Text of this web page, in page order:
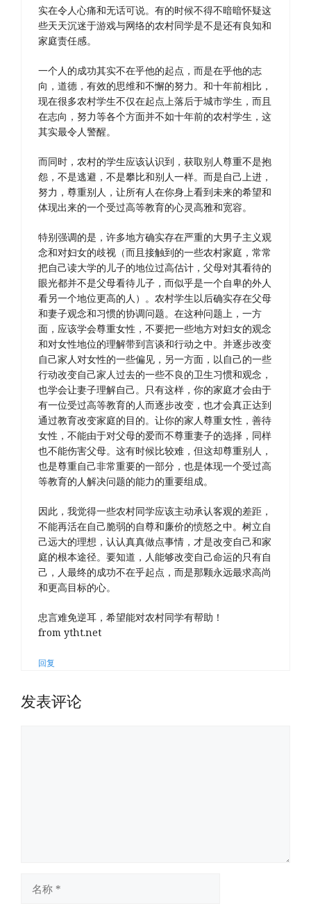
实在令人心痛和无话可说。有的时候不得不暗暗怀疑这
些天天沉迷于游戏与网络的农村同学是不是还有良知和
家庭责任感。
一个人的成功其实不在乎他的起点，而是在乎他的志
向，道德，有效的思维和不懈的努力。和十年前相比，
现在很多农村学生不仅在起点上落后于城市学生，而且
在志向，努力等各个方面并不如十年前的农村学生，这
其实最令人警醒。
而同时，农村的学生应该认识到，获取别人尊重不是抱
怨，不是逃避，不是攀比和别人一样。而是自己上进，
努力，尊重别人，让所有人在你身上看到未来的希望和
体现出来的一个受过高等教育的心灵高雅和宽容。
特别强调的是，许多地方确实存在严重的大男子主义观
念和对妇女的歧视（而且接触到的一些农村家庭，常常
把自己读大学的儿子的地位过高估计，父母对其看待的
眼光都并不是父母看待儿子，而似乎是一个自卑的外人
看另一个地位更高的人）。农村学生以后确实存在父母
和妻子观念和习惯的协调问题。在这种问题上，一方
面，应该学会尊重女性，不要把一些地方对妇女的观念
和对女性地位的理解带到言谈和行动之中。并逐步改变
自己家人对女性的一些偏见，另一方面，以自己的一些
行动改变自己家人过去的一些不良的卫生习惯和观念，
也学会让妻子理解自己。只有这样，你的家庭才会由于
有一位受过高等教育的人而逐步改变，也才会真正达到
通过教育改变家庭的目的。让你的家人尊重女性，善待
女性，不能由于对父母的爱而不尊重妻子的选择，同样
也不能伤害父母。这有时候比较难，但这却尊重别人，
也是尊重自己非常重要的一部分，也是体现一个受过高
等教育的人解决问题的能力的重要组成。
因此，我觉得一些农村同学应该主动承认客观的差距，
不能再活在自己脆弱的自尊和廉价的愤怒之中。树立自
己远大的理想，认认真真做点事情，才是改变自己和家
庭的根本途径。要知道，人能够改变自己命运的只有自
己，人最终的成功不在乎起点，而是那颗永远最求高尚
和更高目标的心。
忠言难免逆耳，希望能对农村同学有帮助！
from ytht.net
回复
发表评论